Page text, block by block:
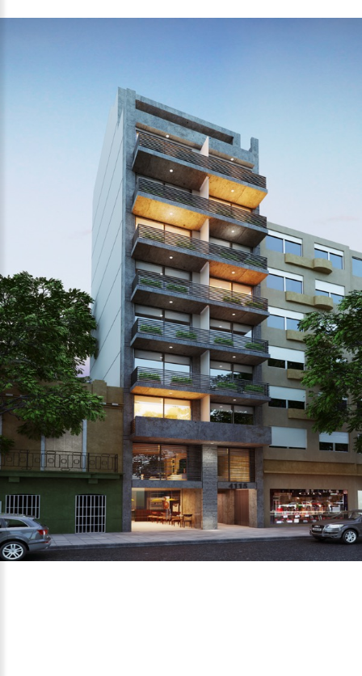
R|P 11
CORDOBA 4115
(EN OBRA)